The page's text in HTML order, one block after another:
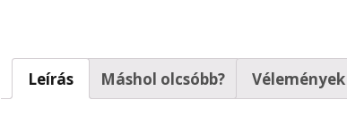
Leírás Máshol olcsóbb?